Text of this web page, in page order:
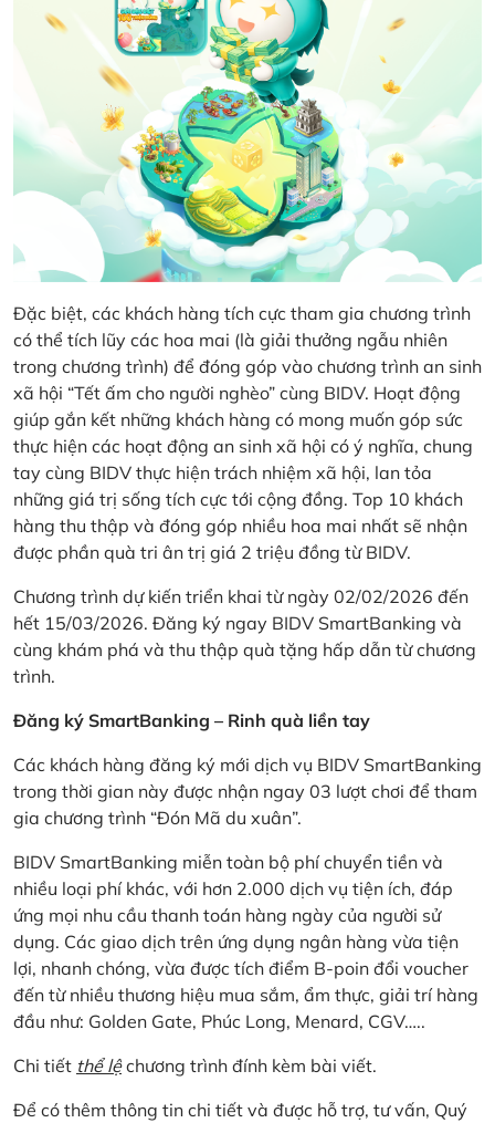
Đặc biệt, các khách hàng tích cực tham gia chương trình
có thể tích lũy các hoa mai (là giải thưởng ngẫu nhiên
trong chương trình) để đóng góp vào chương trình an sinh
xã hội “Tết ấm cho người nghèo” cùng BIDV. Hoạt động
giúp gắn kết những khách hàng có mong muốn góp sức
thực hiện các hoạt động an sinh xã hội có ý nghĩa, chung
tay cùng BIDV thực hiện trách nhiệm xã hội, lan tỏa
những giá trị sống tích cực tới cộng đồng. Top 10 khách
hàng thu thập và đóng góp nhiều hoa mai nhất sẽ nhận
được phần quà tri ân trị giá 2 triệu đồng từ BIDV.
Chương trình dự kiến triển khai từ ngày 02/02/2026 đến
hết 15/03/2026. Đăng ký ngay BIDV SmartBanking và
cùng khám phá và thu thập quà tặng hấp dẫn từ chương
trình.
Đăng ký SmartBanking – Rinh quà liền tay
Các khách hàng đăng ký mới dịch vụ BIDV SmartBanking
trong thời gian này được nhận ngay 03 lượt chơi để tham
gia chương trình “Đón Mã du xuân”.
BIDV SmartBanking miễn toàn bộ phí chuyển tiền và
nhiều loại phí khác, với hơn 2.000 dịch vụ tiện ích, đáp
ứng mọi nhu cầu thanh toán hàng ngày của người sử
dụng. Các giao dịch trên ứng dụng ngân hàng vừa tiện
lợi, nhanh chóng, vừa được tích điểm B-poin đổi voucher
đến từ nhiều thương hiệu mua sắm, ẩm thực, giải trí hàng
đầu như: Golden Gate, Phúc Long, Menard, CGV…..
Chi tiết thể lệchương trình đính kèm bài viết.
Để có thêm thông tin chi tiết và được hỗ trợ, tư vấn, Quý